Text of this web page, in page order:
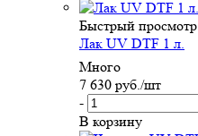
Быстрый просмотр
Лак UV DTF 1 л.
Много
7 630 руб./шт
-
В корзину